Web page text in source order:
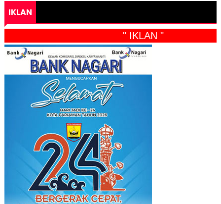
IKLAN
" IKLAN "